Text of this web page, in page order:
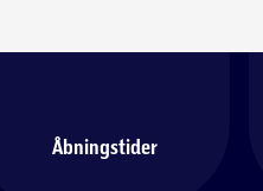
Åbningstider